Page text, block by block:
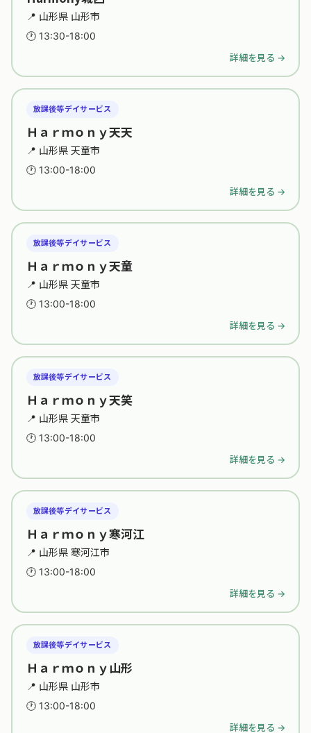
📍 山形県 山形市
🕐 13:30-18:00
詳細を見る →
放課後等デイサービス
Ｈａｒｍｏｎｙ天天
📍 山形県 天童市
🕐 13:00-18:00
詳細を見る →
放課後等デイサービス
Ｈａｒｍｏｎｙ天童
📍 山形県 天童市
🕐 13:00-18:00
詳細を見る →
放課後等デイサービス
Ｈａｒｍｏｎｙ天笑
📍 山形県 天童市
🕐 13:00-18:00
詳細を見る →
放課後等デイサービス
Ｈａｒｍｏｎｙ寒河江
📍 山形県 寒河江市
🕐 13:00-18:00
詳細を見る →
放課後等デイサービス
Ｈａｒｍｏｎｙ山形
📍 山形県 山形市
🕐 13:00-18:00
詳細を見る →